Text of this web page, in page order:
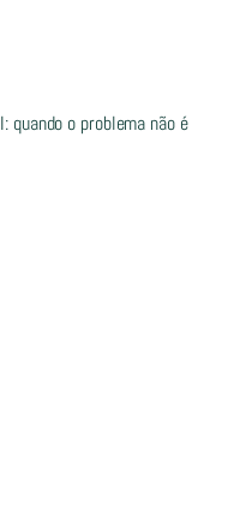
quando o problema não é